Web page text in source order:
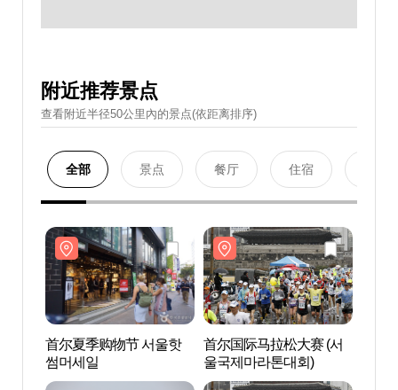
附近推荐景点
查看附近半径50公里內的景点(依距离排序)
全部 景点 餐厅 住宿
首尔夏季购物节 서울핫
썸머세일
首尔国际马拉松大赛 (서
울국제마라톤대회)